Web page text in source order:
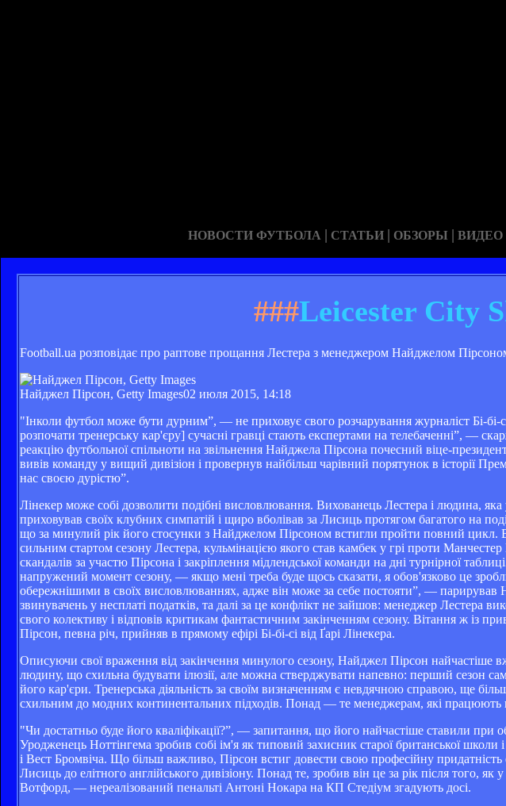
НОВОСТИ ФУТБОЛА | СТАТЬИ | ОБЗОРЫ | ВИДЕО
###Leicester City
Football.ua розповідає про раптове прощання Лестера з менеджером Найджелом
Найджел Пірсон, Getty Images02 июля 2015, 14:18
"Інколи футбол може бути дурним”, — не приховує свого розчарування журналіст Бі-
розпочати тренерську кар'єру] сучасні гравці стають експертами на телебаченні”, —
реакцію футбольної спільноти на звільнення Найджела Пірсона почесний віце-
вивів команду у вищий дивізіон і провернув найбільш чарівний порятунок в історії
нас своєю дурістю”.
Лінекер може собі дозволити подібні висловлювання. Вихованець Лестера і людина, яка
приховував своїх клубних симпатій і щиро вболівав за Лисиць протягом багатого на
що за минулий рік його стосунки з Найджелом Пірсоном встигли пройти повний цикл.
сильним стартом сезону Лестера, кульмінацією якого став камбек у грі проти
скандалів за участю Пірсона і закріплення мідлендської команди на дні турнірної
напружений момент сезону, — якщо мені треба буде щось сказати, я обов'язково це
обережнішими в своїх висловлюваннях, адже він може за себе постояти”, —
звинувачень у несплаті податків, та далі за це конфлікт не зайшов: менеджер Лестера
свого колективу і відповів критикам фантастичним закінченням сезону. Вітання ж із
Пірсон, певна річ, прийняв в прямому ефірі Бі-бі-сі від Ґарі Лінекера.
Описуючи свої враження від закінчення минулого сезону, Найджел Пірсон найчастіше
людину, що схильна будувати ілюзії, але можна стверджувати напевно: перший сезон
його кар'єри. Тренерська діяльність за своїм визначенням є невдячною справою, ще
схильним до модних континентальних підходів. Понад — те менеджерам, які працюють
"Чи достатньо буде його кваліфікації?”, — запитання, що його найчастіше ставили при
Уродженець Ноттінгема зробив собі ім'я як типовий захисник старої британської
і Вест Бромвіча. Що більш важливо, Пірсон встиг довести свою професійну
Лисиць до елітного англійського дивізіону. Понад те, зробив він це за рік після того,
Вотфорд, — нереалізований пенальті Антоні Нокара на КП Стедіум згадують досі.